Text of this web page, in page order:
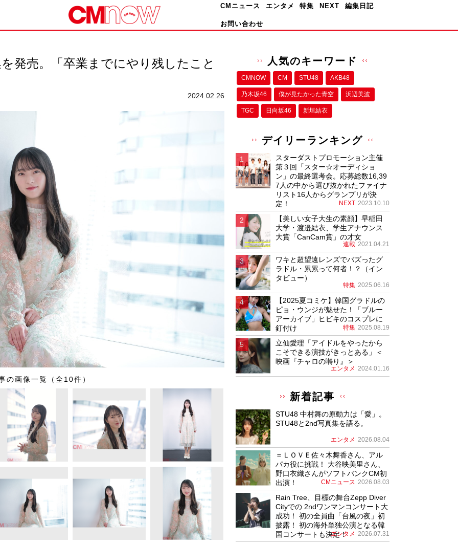
CMニュース エンタメ 特集 NEXT 編集日記
お問い合わせ
発売。「卒業までにやり残したこと
2024.02.26
の画像一覧（全10件）
人気のキーワード
CMNOW CM STU48 AKB48
乃木坂46 僕が⾒たかった⻘空 浜辺美波
TGC 日向坂46 新垣結衣
デイリーランキング
スターダストプロモーション主催
第３回「スター☆オーディショ
ン」の最終選考会。応募総数16,39
7人の中から選び抜かれたファイナ
リスト16人からグランプリが決
定！
NEXT 2023.10.10
【美しい女子大生の素顔】早稲田
大学・渡邉結衣、学生アナウンス
大賞「CanCam賞」の才女
連載 2021.04.21
ワキと超望遠レンズでバズったグ
ラドル・累累って何者！？（イン
タビュー）
特集 2025.06.16
【2025夏コミケ】韓国グラドルの
ピョ・ウンジが魅せた！「ブルー
アーカイブ」ヒビキのコスプレに
釘付け
特集 2025.08.19
立仙愛理「アイドルをやったから
こそできる演技がきっとある」＜
映画『チャロの囀り』＞
エンタメ 2024.01.16
新着記事
STU48 中村舞の原動力は「愛」。
STU48と2nd写真集を語る。
エンタメ 2026.08.04
＝ＬＯＶＥ佐々木舞香さん、アル
パカ役に挑戦！ 大谷映美里さん、
野口衣織さんがソフトバンクCM初
出演！
CMニュース 2026.08.03
Rain Tree、目標の舞台Zepp Diver
Cityでの 2ndワンマンコンサート大
成功！ 初の全員曲「台風の夜」初
披露！ 初の海外単独公演となる韓
国コンサートも決定！
エンタメ 2026.07.31